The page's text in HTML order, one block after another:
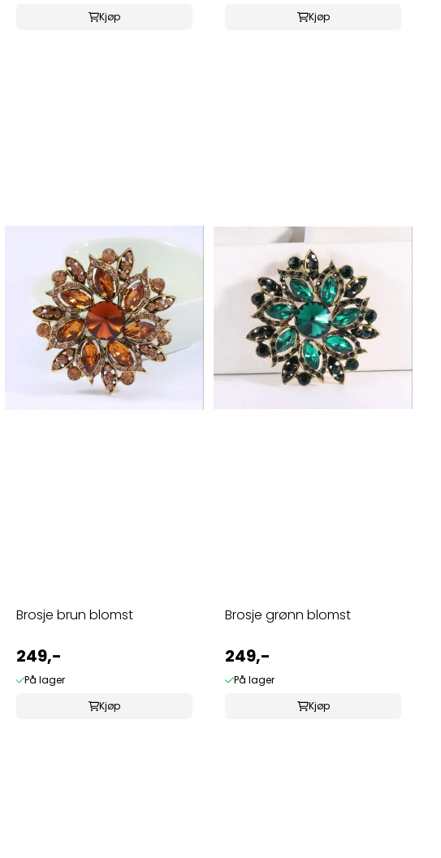
Kjøp
Kjøp
Brosje brun blomst
249,-
På lager
Kjøp
Brosje grønn blomst
249,-
På lager
Kjøp